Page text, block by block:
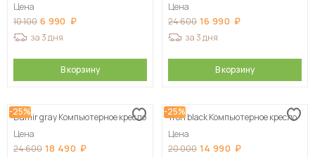
Цена
10 100 6 990
за 3 дня
В корзину
Цена
24 600 16 990
за 3 дня
В корзину
-25%
Damir gray Компьютерное кресло
Цена
24 600 18 490
-25%
Tron black Компьютерное кресло
Цена
20 000 14 990